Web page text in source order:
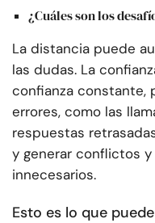
¿Cuáles son los
La distancia puede
las dudas. La
confianza constante,
errores, como las
respuestas
y generar conflictos
innecesarios.
Esto es lo que